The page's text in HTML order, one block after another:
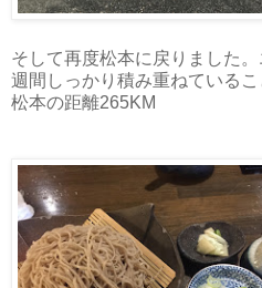
そして再度松本に戻りました
週間しっかり積み重ねている
松本の距離265KM